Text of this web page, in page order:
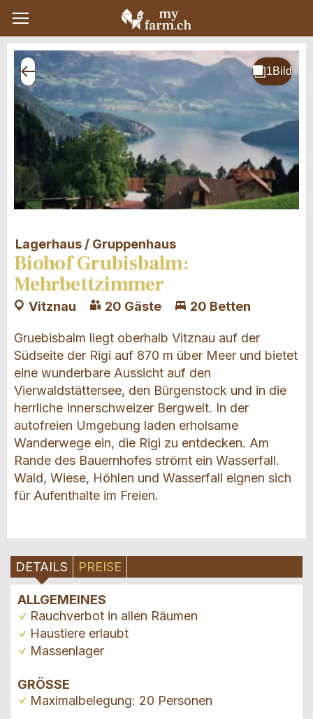
Lagerhaus / Gruppenhaus
Biohof Grubisbalm:
Mehrbettzimmer
Vitznau 20 Gäste 20 Betten
Gruebisbalm liegt oberhalb Vitznau auf der
Südseite der Rigi auf 870 m über Meer und bietet
eine wunderbare Aussicht auf den
Vierwaldstättersee, den Bürgenstock und in die
herrliche Innerschweizer Bergwelt. In der
autofreien Umgebung laden erholsame
Wanderwege ein, die Rigi zu entdecken. Am
Rande des Bauernhofes strömt ein Wasserfall.
Wald, Wiese, Höhlen und Wasserfall eignen sich
für Aufenthalte im Freien.
DETAILS PREISE
ALLGEMEINES
Rauchverbot in allen Räumen
Haustiere erlaubt
Massenlager
GRÖSSE
Maximalbelegung: 20 Personen